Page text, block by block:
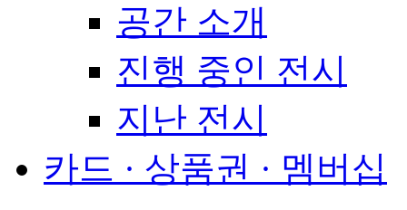
공간 소개
진행 중인 전시
지난 전시
카드 · 상품권 · 멤버십